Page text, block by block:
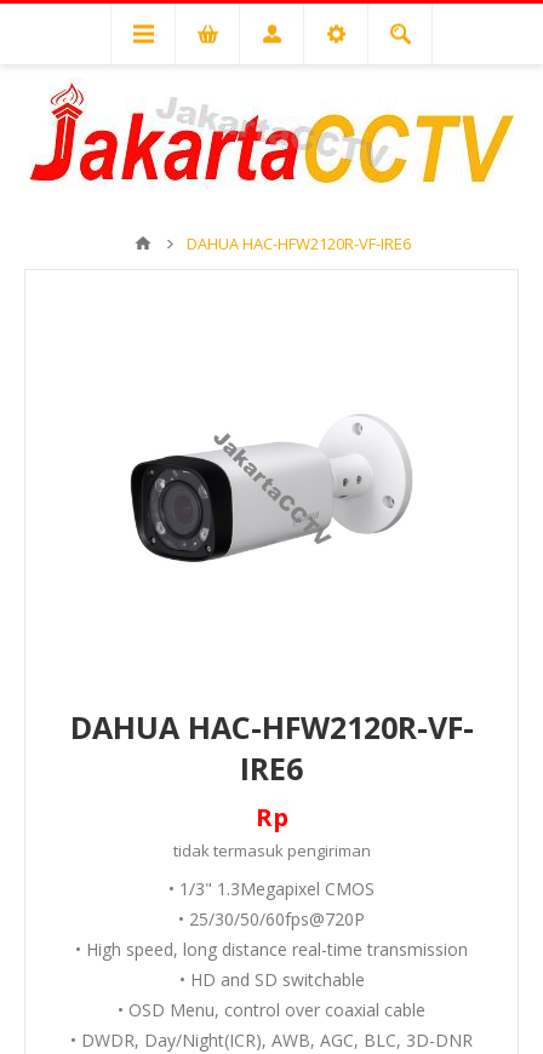
DAHUA HAC-HFW2120R-VF-IRE6
DAHUA HAC-HFW2120R-VF-
IRE6
Rp
tidak termasuk pengiriman
• 1/3" 1.3Megapixel CMOS
• 25/30/50/60fps@720P
• High speed, long distance real-time transmission
• HD and SD switchable
• OSD Menu, control over coaxial cable
• DWDR, Day/Night(ICR), AWB, AGC, BLC, 3D-DNR